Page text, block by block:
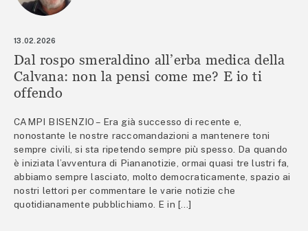
13.02.2026
Dal rospo smeraldino all’erba medica della
Calvana: non la pensi come me? E io ti
offendo
CAMPI BISENZIO – Era già successo di recente e,
nonostante le nostre raccomandazioni a mantenere toni
sempre civili, si sta ripetendo sempre più spesso. Da quando
è iniziata l’avventura di Piananotizie, ormai quasi tre lustri fa,
abbiamo sempre lasciato, molto democraticamente, spazio ai
nostri lettori per commentare le varie notizie che
quotidianamente pubblichiamo. E in […]